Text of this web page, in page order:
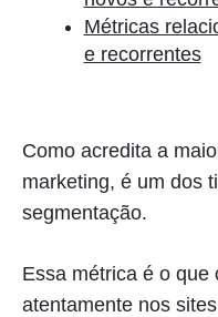
Métricas
e recorrentes
Como acredita a
marketing, é um dos
segmentação.
Essa métrica é o que
atentamente nos